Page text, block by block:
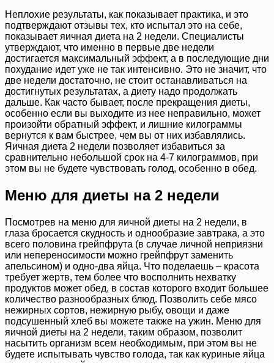
Неплохие результаты, как показывает практика, и это
подтверждают отзывы тех, кто испытал это на себе,
показывает яичная диета на 2 недели. Специалисты
утверждают, что именно в первые две недели
достигается максимальный эффект, а в последующие дни
похудание идет уже не так интенсивно. Это не значит, что
две недели достаточно, не стоит останавливаться на
достигнутых результатах, а диету надо продолжать
дальше. Как часто бывает, после прекращения диеты,
особенно если вы выходите из нее неправильно, может
произойти обратный эффект, и лишние килограммы
вернутся к вам быстрее, чем вы от них избавлялись.
Яичная диета 2 недели позволяет избавиться за
сравнительно небольшой срок на 4-7 килограммов, при
этом вы не будете чувствовать голод, особенно в обед.
Меню для диеты на 2 недели
Посмотрев на меню для яичной диеты на 2 недели, в
глаза бросается скудность и однообразие завтрака, а это
всего половина грейпфрута (в случае личной неприязни
или непереносимости можно грейпфрут заменить
апельсином) и одно-два яйца. Что поделаешь – красота
требует жертв, тем более что восполнить нехватку
продуктов может обед, в состав которого входит большее
количество разнообразных блюд. Позволить себе мясо
нежирных сортов, нежирную рыбу, овощи и даже
подсушенный хлеб вы можете также на ужин. Меню для
яичной диеты на 2 недели, таким образом, позволит
насытить организм всем необходимым, при этом вы не
будете испытывать чувство голода, так как куриные яйца